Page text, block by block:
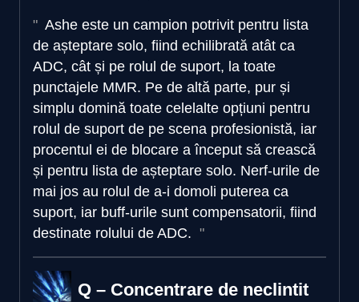
Ashe este un campion potrivit pentru lista
de așteptare solo, fiind echilibrată atât ca
ADC, cât și pe rolul de suport, la toate
punctajele MMR. Pe de altă parte, pur și
simplu domină toate celelalte opțiuni pentru
rolul de suport de pe scena profesionistă, iar
procentul ei de blocare a început să crească
și pentru lista de așteptare solo. Nerf-urile de
mai jos au rolul de a-i domoli puterea ca
suport, iar buff-urile sunt compensatorii, fiind
destinate rolului de ADC.
Q – Concentrare de neclintit